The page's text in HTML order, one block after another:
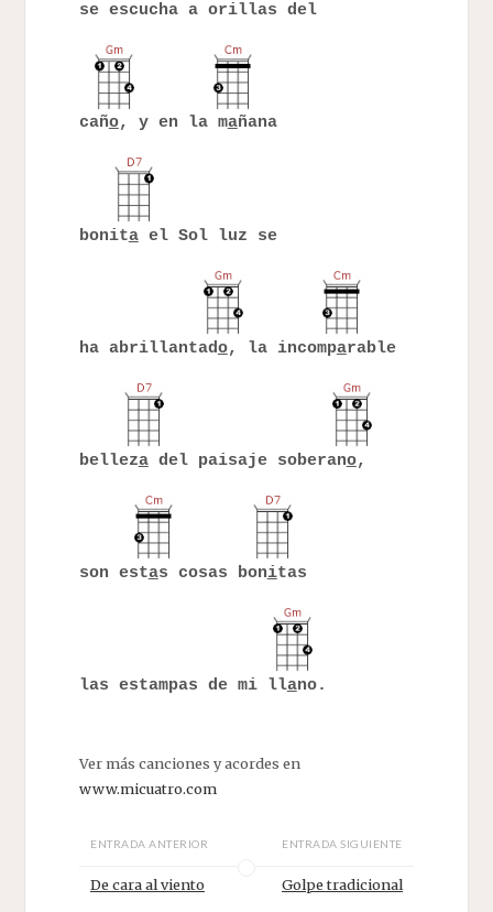
se escucha a orillas del
caño, y en la mañana
bonitael Sol luz se
ha abrillantado, la incomparable
bellezadel paisaje soberano,
son estas cosas bonitas
las estampas de mi llano.
Ver más canciones y acordes en
www.micuatro.com
ENTRADA ANTERIOR
De cara al viento
ENTRADA SIGUIENTE
Golpe tradicional